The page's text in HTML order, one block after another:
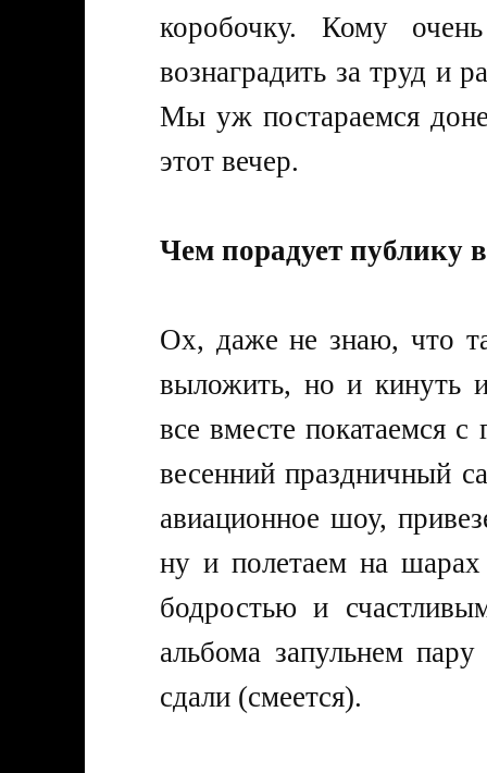
коробочку. Кому
вознаградить за труд и
Мы уж постараемся
этот вечер.
Чем порадует публику в
Ох, даже не знаю, что
выложить, но и
все вместе покатаемся
весенний праздничный
авиационное шоу,
ну и полетаем на
бодростью и
альбома запульнем
сдали (смеется).